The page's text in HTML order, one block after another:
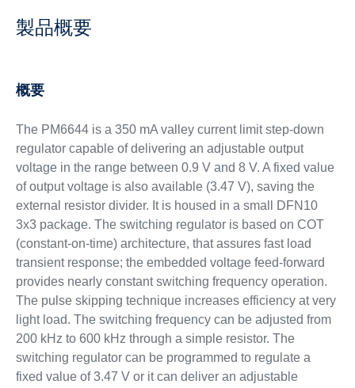
製品概要
概要
The PM6644 is a 350 mA valley current limit step-down
regulator capable of delivering an adjustable output
voltage in the range between 0.9 V and 8 V. A fixed value
of output voltage is also available (3.47 V), saving the
external resistor divider. It is housed in a small DFN10
3x3 package. The switching regulator is based on COT
(constant-on-time) architecture, that assures fast load
transient response; the embedded voltage feed-forward
provides nearly constant switching frequency operation.
The pulse skipping technique increases efficiency at very
light load. The switching frequency can be adjusted from
200 kHz to 600 kHz through a simple resistor. The
switching regulator can be programmed to regulate a
fixed value of 3.47 V or it can deliver an adjustable